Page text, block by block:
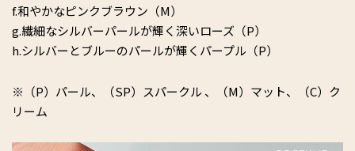
f.和やかなピンクブラウン（M）
g.繊細なシルバーパールが輝く深いローズ（P）
h.シルバーとブルーのパールが輝くパープル（P）
※（P）パール、（SP）スパークル 、（M）マット、（C）ク
リーム